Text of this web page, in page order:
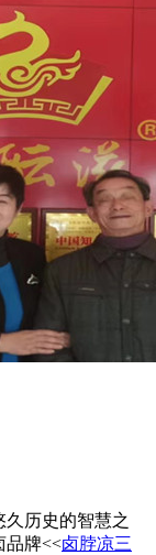
久历史的智慧之
品牌<<卤脖凉三